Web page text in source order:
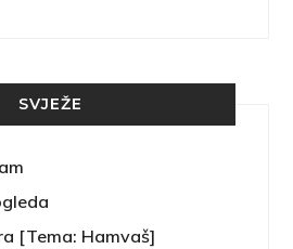
SVJEŽE
[Tema: Hamvaš]